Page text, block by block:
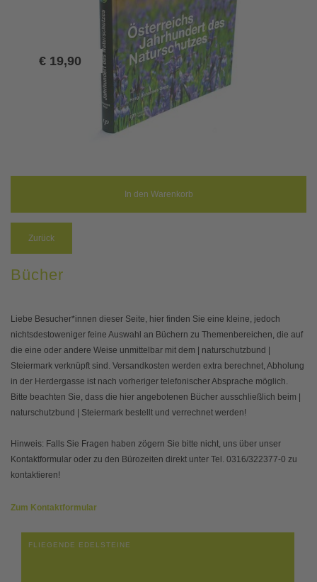
€ 19,90
Zurück
Bücher
Liebe Besucher*innen dieser Seite, hier finden Sie eine kleine, jedoch
nichtsdestoweniger feine Auswahl an Büchern zu Themenbereichen, die auf
die eine oder andere Weise unmittelbar mit dem | naturschutzbund |
Steiermark verknüpft sind. Versandkosten werden extra berechnet, Abholung
in der Herdergasse ist nach vorheriger telefonischer Absprache möglich.
Bitte beachten Sie, dass die hier angebotenen Bücher ausschließlich beim |
naturschutzbund | Steiermark bestellt und verrechnet werden!
Hinweis: Falls Sie Fragen haben zögern Sie bitte nicht, uns über unser
Kontaktformular oder zu den Bürozeiten direkt unter Tel. 0316/322377-0 zu
kontaktieren!
Zum Kontaktformular
FLIEGENDE EDELSTEINE